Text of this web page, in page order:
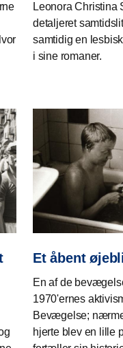
Leonora Christina
detaljeret
samtidig en
i sine romaner.
Et åbent
En af de
1970'ernes
Bevægelse;
hjerte blev en lille